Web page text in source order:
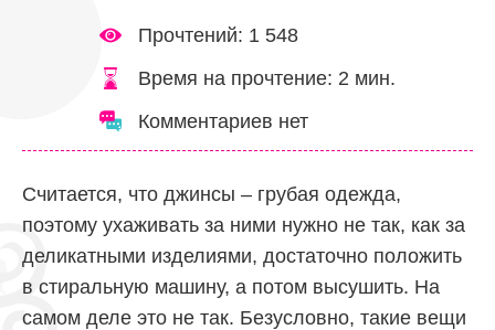
Прочтений: 1 548
Время на прочтение: 2 мин.
Комментариев нет
Считается, что джинсы – грубая одежда,
поэтому ухаживать за ними нужно не так, как за
деликатными изделиями, достаточно положить
в стиральную машину, а потом высушить. На
самом деле это не так. Безусловно, такие вещи